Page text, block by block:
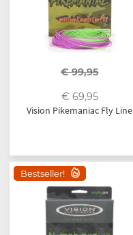
€ 99,95
€ 69,95
Vision Pikemaniac Fly Line
Bestseller!